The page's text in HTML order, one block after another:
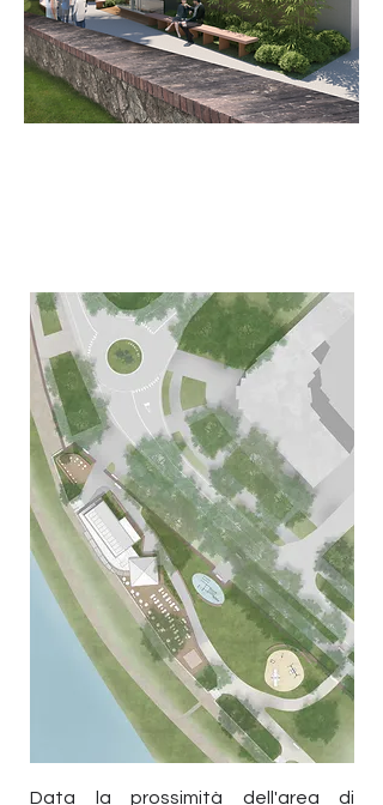
Data la prossimità dell'area di